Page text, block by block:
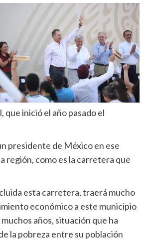
inició el año pasado el
presidente de México en ese
región, como es la carretera que
esta carretera, traerá mucho
económico a este municipio
años, situación que ha
la pobreza entre su población